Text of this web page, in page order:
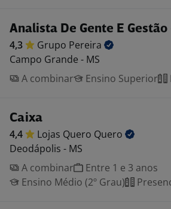
Analista De Gente E
4,3 Grupo Pereira
Campo Grande - MS
A combinar
Ensino Superior
Caixa
4,4 Lojas Quero Quero
Deodápolis - MS
A combinar
Entre 1 e 3 anos
Ensino Médio (2º Grau)